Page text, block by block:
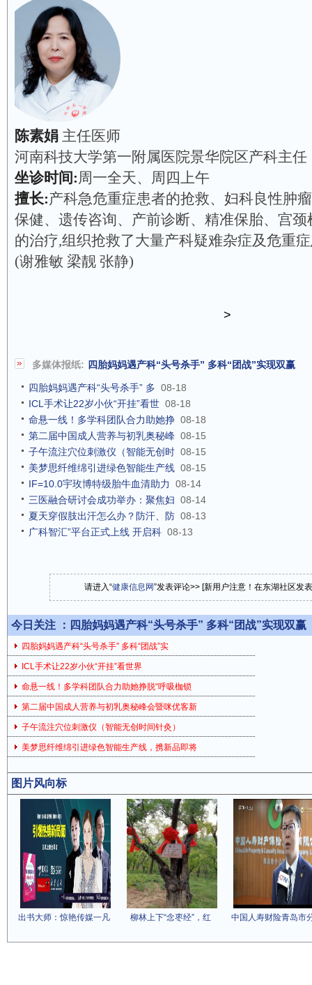
陈素娟 主任医师
河南科技大学第一附属医院景华院区产科主任
坐诊时间:周一全天、周四上午
擅长:产科急危重症患者的抢救、妇科良性肿
保健、遗传咨询、产前诊断、精准保胎、宫
的治疗,组织抢救了大量产科疑难杂症及危重
(谢雅敏 梁靓 张静)
>
多媒体报纸: 四胎妈妈遇产科“头号杀手” 多科“团战”实现双赢
四胎妈妈遇产科“头号杀手” 多 08-18
ICL手术让22岁小伙“开挂”看世 08-18
命悬一线！多学科团队合力助她挣 08-18
第二届中国成人营养与初乳奥秘峰 08-15
子午流注穴位刺激仪（智能无创时 08-15
美梦思纤维绵引进绿色智能生产线 08-15
IF=10.0宇玫博特级胎牛血清助力
08-14
三医融合研讨会成功举办：聚焦妇 08-14
夏天穿假肢出汗怎么办？防汗、防 08-13
广科智汇”平台正式上线 开启科 08-13
请进入“健康信息网”发表评论>> [新用户注意！在东湖社区发
今日关注 ： 四胎妈妈遇产科“头号杀手” 多科“团战”实现双赢
四胎妈妈遇产科“头号杀手” 多科“团战”实
ICL手术让22岁小伙“开挂”看世界
命悬一线！多学科团队合力助她挣脱“呼吸枷锁
第二届中国成人营养与初乳奥秘峰会暨咪优客新
子午流注穴位刺激仪（智能无创时间针灸）
美梦思纤维绵引进绿色智能生产线，携新品即将
图片风向标
出书大师：惊艳传媒一凡 柳林上下“念枣经”，红 中国人寿财险青岛市